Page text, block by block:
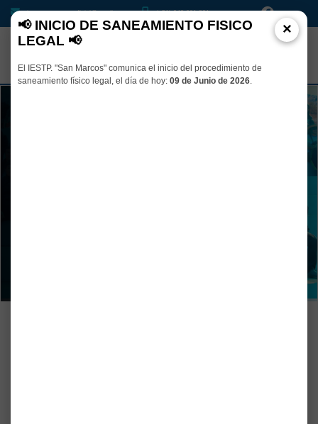
×
📢 INICIO DE SANEAMIENTO FISICO
LEGAL 📢
El IESTP. "San Marcos" comunica el inicio del procedimiento de
saneamiento físico legal, el día de hoy: 09 de Junio de 2026.
iesptsanmarcosoficial@gmail.com (+51) 948 001 331